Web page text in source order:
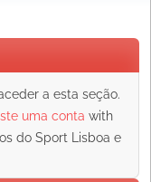
a esta seção.
uma conta with
do Sport Lisboa e